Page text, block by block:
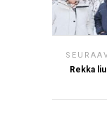
Rekka